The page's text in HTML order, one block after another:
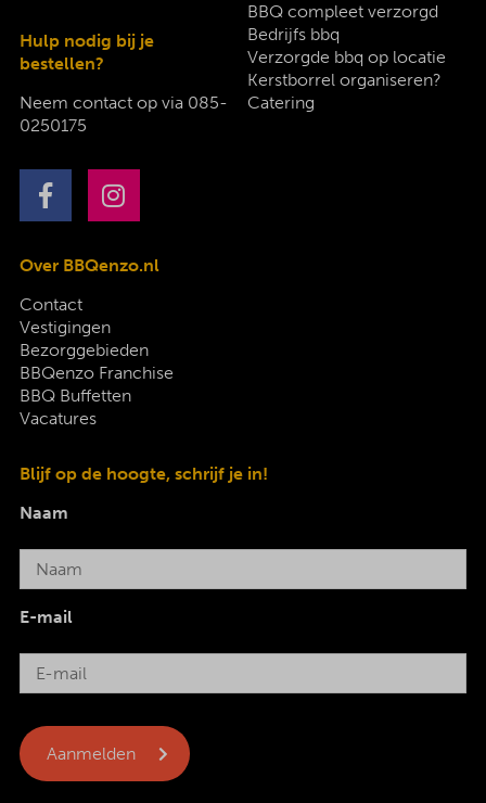
Hulp nodig bij je
bestellen?
Neem contact op via 085-
0250175
BBQ compleet verzorgd
Bedrijfs bbq
Verzorgde bbq op locatie
Kerstborrel organiseren?
Catering
Over BBQenzo.nl
Contact
Vestigingen
Bezorggebieden
BBQenzo Franchise
BBQ Buffetten
Vacatures
Blijf op de hoogte, schrijf je in!
Naam
E-mail